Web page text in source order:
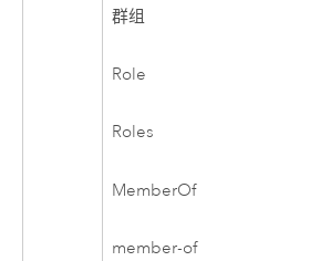
群组
Role
Roles
MemberOf
member-of